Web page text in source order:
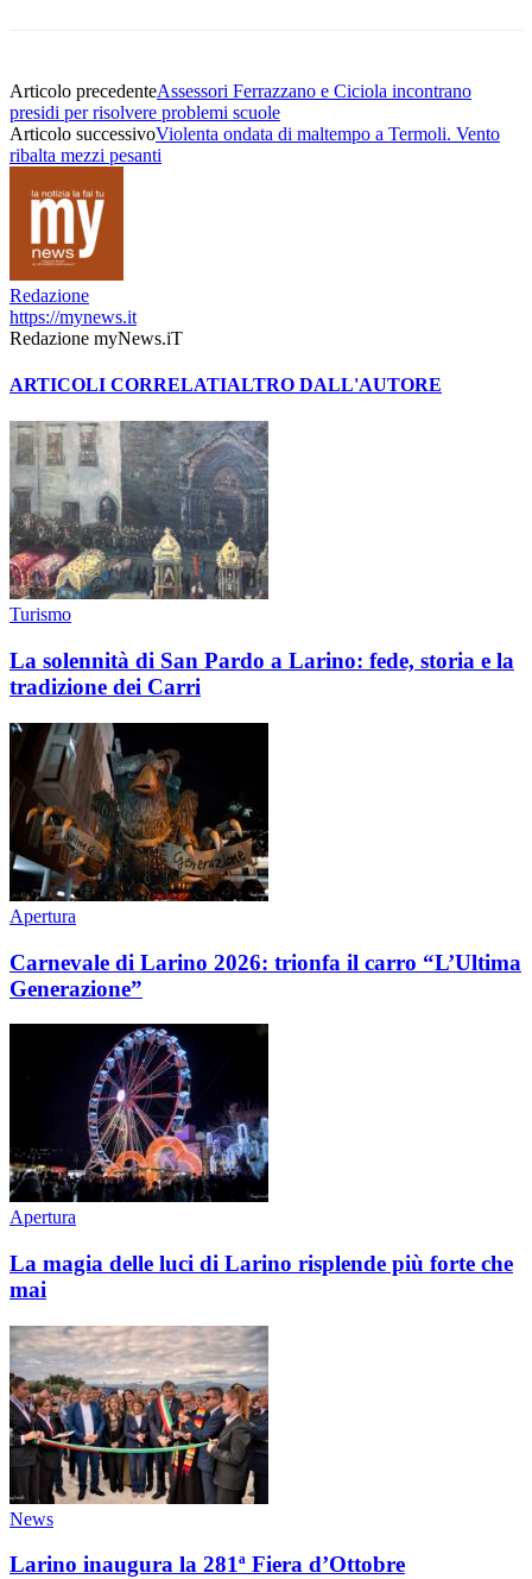
Articolo precedenteAssessori Ferrazzano e Ciciola incontrano
presidi per risolvere problemi scuole
Articolo successivoViolenta ondata di maltempo a Termoli. Vento
ribalta mezzi pesanti
Redazione
https://mynews.it
Redazione myNews.iT
ARTICOLI CORRELATIALTRO DALL'AUTORE
Turismo
La solennità di San Pardo a Larino: fede, storia e la
tradizione dei Carri
Apertura
Carnevale di Larino 2026: trionfa il carro “L’Ultima
Generazione”
Apertura
La magia delle luci di Larino risplende più forte che
mai
News
Larino inaugura la 281ª Fiera d’Ottobre